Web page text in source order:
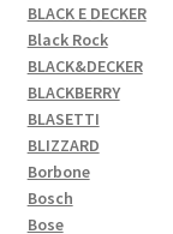
BLACK E DECKER
Black Rock
BLACK&DECKER
BLACKBERRY
BLASETTI
BLIZZARD
Borbone
Bosch
Bose